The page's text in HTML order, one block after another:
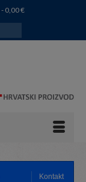
- 0,00€
Kontakt